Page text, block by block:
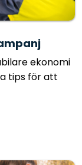
ekonomi
tips för att